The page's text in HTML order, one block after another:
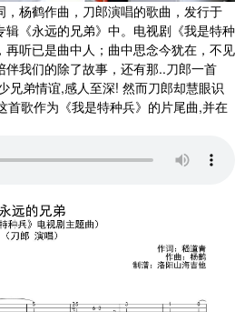
，杨鹤作曲，刀郎演唱的歌曲，发行于
《永远的兄弟》中。电视剧《我是特种
听已是曲中人；曲中思念今犹在，不见
我们的除了故事，还有那..刀郎一首
兄弟情谊,感人至深! 然而刀郎却慧眼识
首歌作为《我是特种兵》的片尾曲,并在